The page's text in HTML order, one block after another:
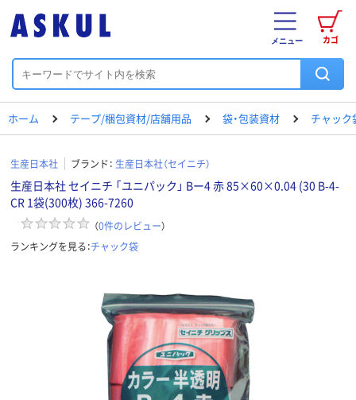
カゴ
メニュー
ホーム テープ/梱包資材/店舗用品 袋・包装資材 チャック
生産日本社 ブランド： 生産日本社（セイニチ）
生産日本社 セイニチ 「ユニパック」 Bー4 赤 85×60×0.04 (30 B-4-
CR 1袋(300枚) 366-7260
（0件のレビュー）
ランキングを見る：チャック袋